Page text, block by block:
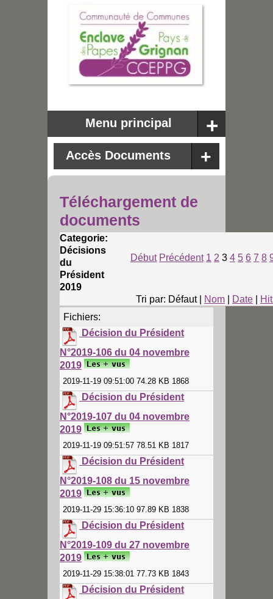
Menu principal
Accès Documents
Téléchargement de
documents
Categorie:
Décisions
du
Président
2019
Début Précédent 1 2 3 4 5 6 7 8
Tri par: Défaut | Nom Date
Fichiers:
Décision du Président
N°2019-106 du 04 novembre
2019
2019-11-19 09:51:00 74.28 KB 1868
Décision du Président
N°2019-107 du 04 novembre
2019
2019-11-19 09:51:57 78.51 KB 1817
Décision du Président
N°2019-108 du 15 novembre
2019
2019-11-29 15:36:10 97.89 KB 1838
Décision du Président
N°2019-109 du 27 novembre
2019
2019-11-29 15:38:01 77.73 KB 1843
Décision du Président